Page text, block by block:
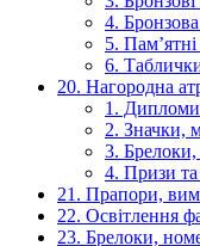
4.
5.
6.
20. Нагородна
1. Дипломи
2. Значки,
3. Брелоки,
4. Призи та
21. Прапори,
22. Освітлення
23. Брелоки,